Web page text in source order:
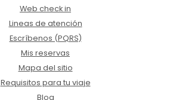
Web check in
Lineas de atención
Escríbenos (PQRS)
Mis reservas
Mapa del sitio
Requisitos para tu viaje
Blog